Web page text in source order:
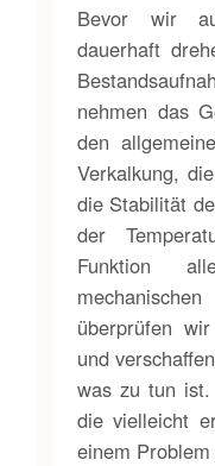
Bevor wir
dauerhaft
nehmen das
den
Verkalkung,
die Stabilität
der
Funktion
überprüfen
und
was zu tun
die vielleicht
einem